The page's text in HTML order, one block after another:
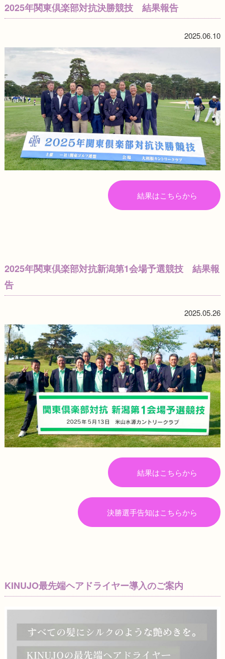
2025年関東倶楽部対抗決勝競技 結果報告
2025.06.10
結果はこちらから
2025年関東倶楽部対抗新潟第1会場予選競技 結果報
告
2025.05.26
結果はこちらから
決勝選手告知はこちらから
KINUJO最先端ヘアドライヤー導入のご案内